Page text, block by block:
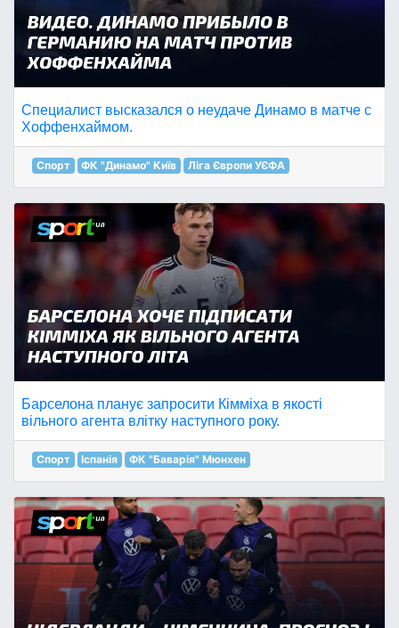
Специалист высказался о неудаче Динамо в матче с
Хоффенхаймом.
Спорт ФК "Динамо" Київ Ліга Європи УЄФА
Барселона планує запросити Кімміха в якості
вільного агента влітку наступного року.
Спорт Іспанія ФК "Баварія" Мюнхен